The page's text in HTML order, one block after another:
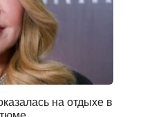
на отдыхе в